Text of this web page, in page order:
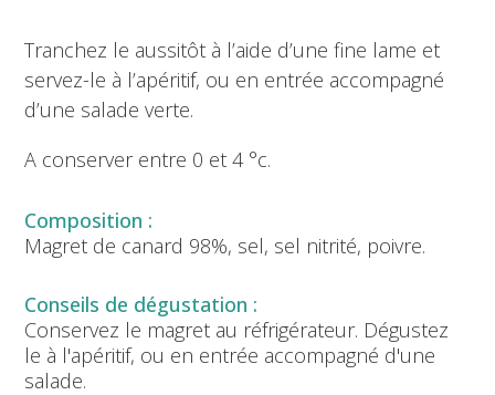
Tranchez le aussitôt à l’aide d’une fine lame et
servez-le à l’apéritif, ou en entrée accompagné
d’une salade verte.
A conserver entre 0 et 4 °c.
Magret de canard 98%, sel, sel nitrité, poivre.
Conservez le magret au réfrigérateur. Dégustez
le à l'apéritif, ou en entrée accompagné d'une
salade.